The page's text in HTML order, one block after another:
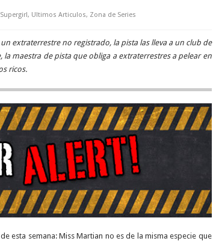
Supergirl, Ultimos Articulos, Zona de Series
extraterrestre no registrado, la pista las lleva a un club de
maestra de pista que obliga a extraterrestres a pelear en
ricos.
esta semana: Miss Martian no es de la misma especie que